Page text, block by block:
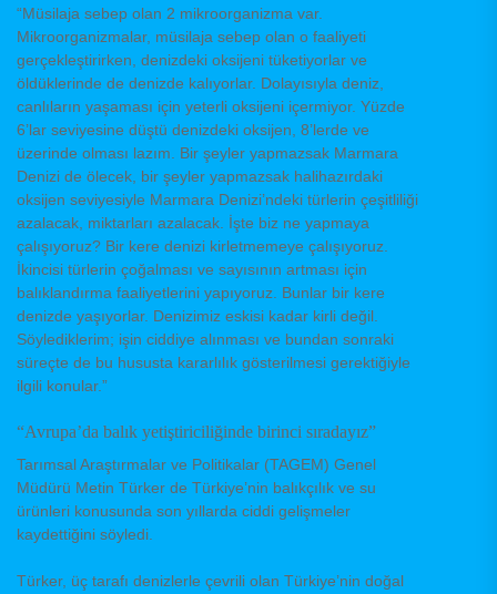
“Müsilaja sebep olan 2 mikroorganizma var.
Mikroorganizmalar, müsilaja sebep olan o faaliyeti
gerçekleştirirken, denizdeki oksijeni tüketiyorlar ve
öldüklerinde de denizde kalıyorlar. Dolayısıyla deniz,
canlıların yaşaması için yeterli oksijeni içermiyor. Yüzde
6’lar seviyesine düştü denizdeki oksijen, 8’lerde ve
üzerinde olması lazım. Bir şeyler yapmazsak Marmara
Denizi de ölecek, bir şeyler yapmazsak halihazırdaki
oksijen seviyesiyle Marmara Denizi’ndeki türlerin çeşitliliği
azalacak, miktarları azalacak. İşte biz ne yapmaya
çalışıyoruz? Bir kere denizi kirletmemeye çalışıyoruz.
İkincisi türlerin çoğalması ve sayısının artması için
balıklandırma faaliyetlerini yapıyoruz. Bunlar bir kere
denizde yaşıyorlar. Denizimiz eskisi kadar kirli değil.
Söylediklerim; işin ciddiye alınması ve bundan sonraki
süreçte de bu hususta kararlılık gösterilmesi gerektiğiyle
ilgili konular.”
“Avrupa’da balık yetiştiriciliğinde birinci sıradayız”
Tarımsal Araştırmalar ve Politikalar (TAGEM) Genel
Müdürü Metin Türker de Türkiye’nin balıkçılık ve su
ürünleri konusunda son yıllarda ciddi gelişmeler
kaydettiğini söyledi.
Türker, üç tarafı denizlerle çevrili olan Türkiye’nin doğal